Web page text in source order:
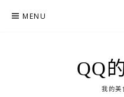
MENU
QQ
我的美